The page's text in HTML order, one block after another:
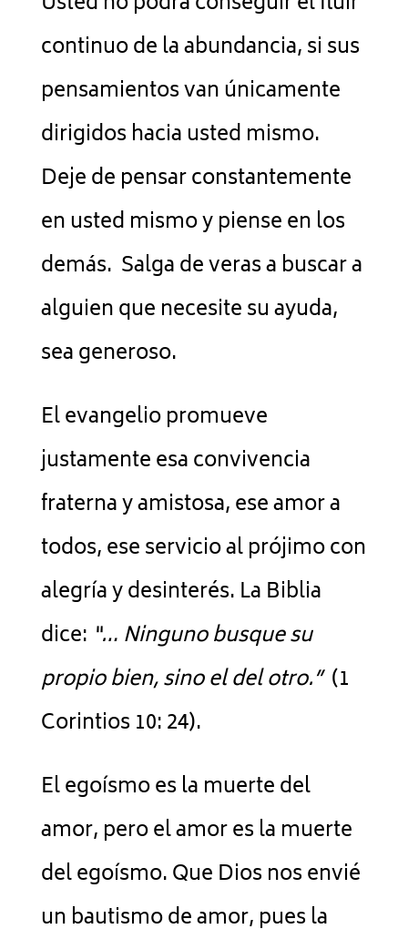
continuo de la abundancia, si sus
pensamientos van únicamente
dirigidos hacia usted mismo.
Deje de pensar constantemente
en usted mismo y piense en los
demás. Salga de veras a buscar a
alguien que necesite su ayuda,
sea generoso.
El evangelio promueve
justamente esa convivencia
fraterna y amistosa, ese amor a
todos, ese servicio al prójimo con
alegría y desinterés. La Biblia
dice: “… Ninguno busque su
propio bien, sino el del otro.” (1
Corintios 10: 24).
El egoísmo es la muerte del
amor, pero el amor es la muerte
del egoísmo. Que Dios nos envié
un bautismo de amor, pues la